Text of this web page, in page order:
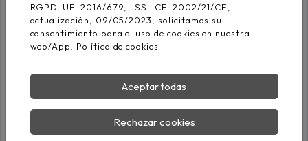
Cubierta interna
Poliolefina
termoplástica libre de
Fleje cobre corrugado
RGPD-UE-2016/679, LSSI-CE-2002/21/CE,
actualización, 09/05/2023, solicitamos su
consentimiento para el uso de cookies en nuestra
web/App. Política de cookies
Aceptar todas
Rechazar cookies